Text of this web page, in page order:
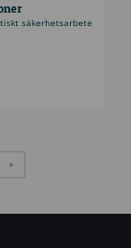
säkerhetsarbete
»